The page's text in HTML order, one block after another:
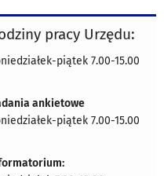
pracy Urzędu:
piątek 7.00-15.00
ankietowe
piątek 7.00-15.00